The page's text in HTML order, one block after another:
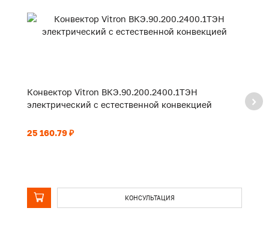
Конвектор Vitron ВКЭ.90.200.2400.1ТЭН
электрический с естественной конвекцией
25 160.79 ₽
КОНСУЛЬТАЦИЯ